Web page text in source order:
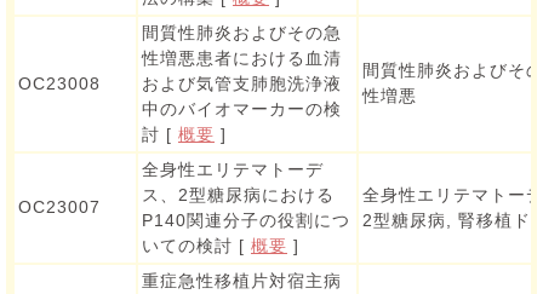
OC23008
間質性肺炎およびその急
性増悪患者における血清
および気管支肺胞洗浄液
中のバイオマーカーの検
討 [ 概要 ]
間質性肺炎およびそ
性増悪
OC23007
全身性エリテマトーデ
ス、2型糖尿病における
P140関連分子の役割につ
いての検討 [ 概要 ]
全身性エリテマトー
2型糖尿病, 腎移植ド
重症急性移植片対宿主病